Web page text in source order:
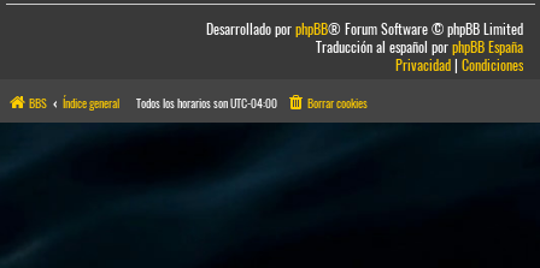
Desarrollado porphpBB® Forum Software © phpBB Limited
Traducción al español porphpBB España
Privacidad|Condiciones
BBS Índice general Todos los horarios sonUTC-04:00 Borrar cookies